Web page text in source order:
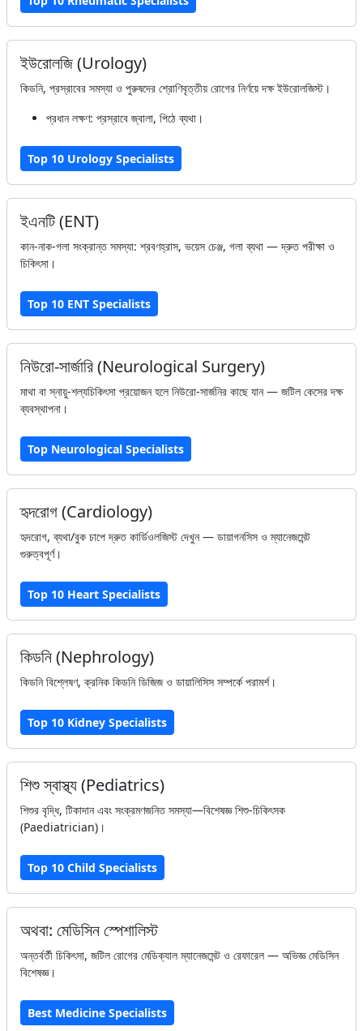
ইউরোলজি (Urology)
কিডনি, প্রস্রাবের সমস্যা ও পুরুষদের শ্রোণিবৃত্তীয় রোগের নির্ণয়ে দক্ষ ইউরোলজিস্ট।
প্রধান লক্ষণ: প্রস্রাবে জ্বালা, পিঠে ব্যথা।
Top 10 Urology Specialists
ইএনটি (ENT)
কান-নাক-গলা সংক্রান্ত সমস্যা: শ্রবণহ্রাস, ভয়েস চেঞ্জ, গলা ব্যথা — দ্রুত পরীক্ষা ও
চিকিৎসা।
Top 10 ENT Specialists
নিউরো-সার্জারি (Neurological Surgery)
মাথা বা স্নায়ু-শল্যচিকিৎসা প্রয়োজন হলে নিউরো-সার্জনির কাছে যান — জটিল কেসের দক্ষ
ব্যবস্থাপনা।
Top Neurological Specialists
হৃদরোগ (Cardiology)
হৃদরোগ, ব্যথা/বুক চাপে দ্রুত কার্ডিওলজিস্ট দেখুন — ডায়াগনসিস ও ম্যানেজমেন্ট
গুরুত্বপূর্ণ।
Top 10 Heart Specialists
কিডনি (Nephrology)
কিডনি বিশ্লেষণ, ক্রনিক কিডনি ডিজিজ ও ডায়ালিসিস সম্পর্কে পরামর্শ।
Top 10 Kidney Specialists
শিশু স্বাস্থ্য (Pediatrics)
শিশুর বৃদ্ধি, টিকাদান এবং সংক্রমণজনিত সমস্যা—বিশেষজ্ঞ শিশু-চিকিৎসক
(Paediatrician)।
Top 10 Child Specialists
অথবা: মেডিসিন স্পেশালিস্ট
অন্তর্বর্তী চিকিৎসা, জটিল রোগের মেডিক্যাল ম্যানেজমেন্ট ও রেফারেল — অভিজ্ঞ মেডিসিন
বিশেষজ্ঞ।
Best Medicine Specialists